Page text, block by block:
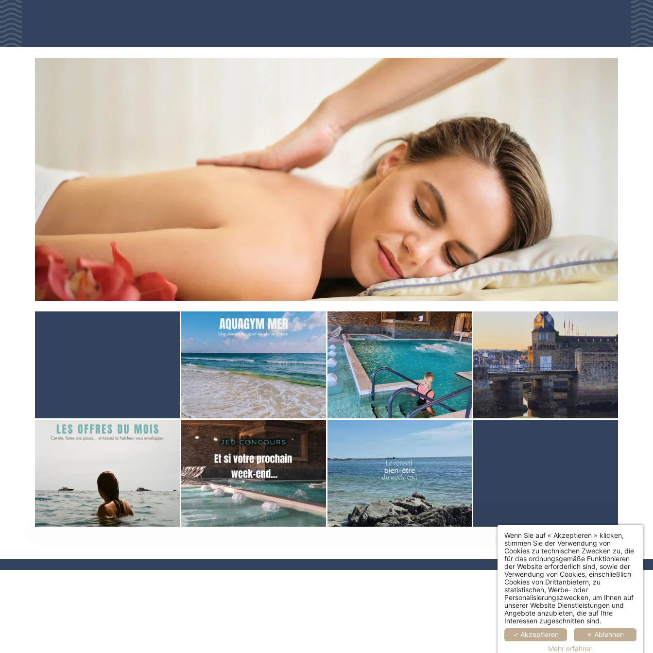
STARTSEITE
UNTERKUNFT
THALASSO
RESTAURANT
AKTIVITÄTEN UND TOURISMUS
ANFAHRT UND KONTAKTE
Wenn Sie auf « Akzeptieren » klicken,
stimmen Sie der Verwendung von
Cookies zu technischen Zwecken zu, die
für das ordnungsgemäße Funktionieren
der Website erforderlich sind, sowie der
Verwendung von Cookies, einschließlich
Cookies von Drittanbietern, zu
statistischen, Werbe- oder
Personalisierungszwecken, um Ihnen auf
unserer Website Dienstleistungen und
Angebote anzubieten, die auf Ihre
Interessen zugeschnitten sind.
✓ Akzeptieren
✗ Ablehnen
Mehr erfahren